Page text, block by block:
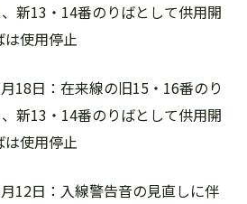
新13・14番のりばとして供用開
使用停止
18日：在来線の旧15・16番のり
新13・14番のりばとして供用開
使用停止
12日：入線警告音の見直しに伴